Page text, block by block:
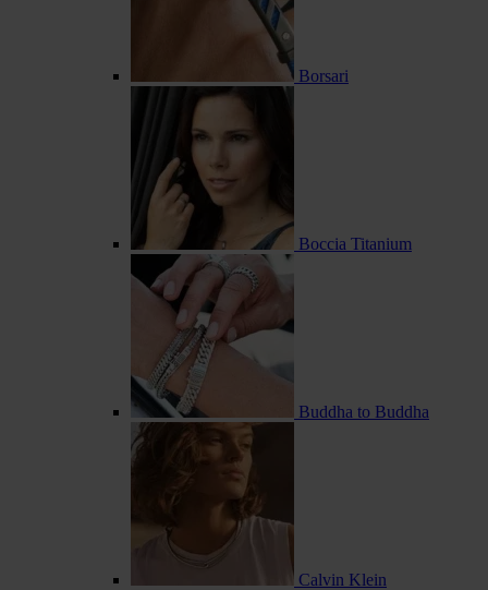
Borsari
Boccia Titanium
Buddha to Buddha
Calvin Klein